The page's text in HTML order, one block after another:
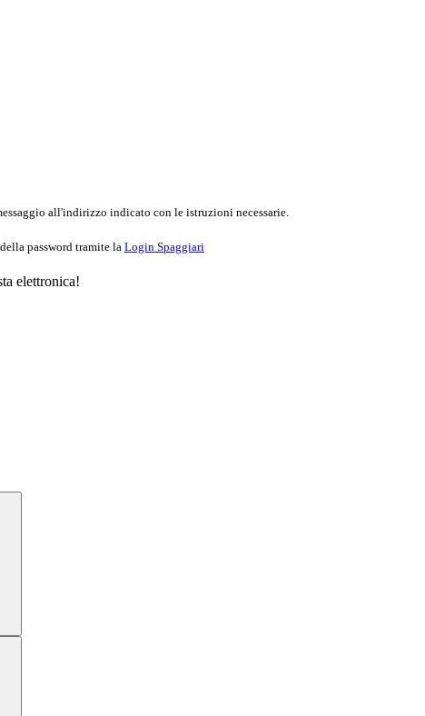
all'indirizzo indicato con le istruzioni necessarie.
password tramite la Login Spaggiari
elettronica!